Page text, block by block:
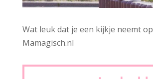
Wat leuk dat je een kijkje neemt op
Mamagisch.nl